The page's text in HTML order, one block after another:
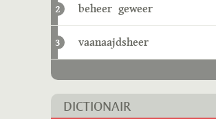
2 beheer geweer
3 vaanaajdsheer
DICTIONAIR